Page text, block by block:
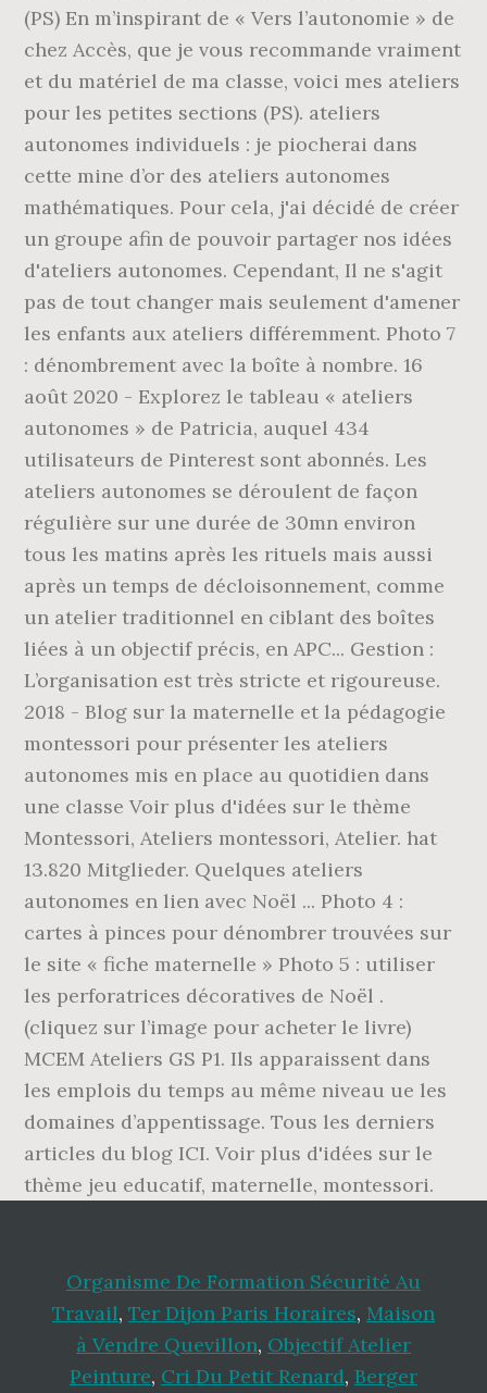
(PS) En m’inspirant de « Vers l’autonomie » de
chez Accès, que je vous recommande vraiment
et du matériel de ma classe, voici mes ateliers
pour les petites sections (PS). ateliers
autonomes individuels : je piocherai dans
cette mine d’or des ateliers autonomes
mathématiques. Pour cela, j'ai décidé de créer
un groupe afin de pouvoir partager nos idées
d'ateliers autonomes. Cependant, Il ne s'agit
pas de tout changer mais seulement d'amener
les enfants aux ateliers différemment. Photo 7
: dénombrement avec la boîte à nombre. 16
août 2020 - Explorez le tableau « ateliers
autonomes » de Patricia, auquel 434
utilisateurs de Pinterest sont abonnés. Les
ateliers autonomes se déroulent de façon
régulière sur une durée de 30mn environ
tous les matins après les rituels mais aussi
après un temps de décloisonnement, comme
un atelier traditionnel en ciblant des boîtes
liées à un objectif précis, en APC... Gestion :
L’organisation est très stricte et rigoureuse.
2018 - Blog sur la maternelle et la pédagogie
montessori pour présenter les ateliers
autonomes mis en place au quotidien dans
une classe Voir plus d'idées sur le thème
Montessori, Ateliers montessori, Atelier. hat
13.820 Mitglieder. Quelques ateliers
autonomes en lien avec Noël ... Photo 4 :
cartes à pinces pour dénombrer trouvées sur
le site « fiche maternelle » Photo 5 : utiliser
les perforatrices décoratives de Noël .
(cliquez sur l’image pour acheter le livre)
MCEM Ateliers GS P1. Ils apparaissent dans
les emplois du temps au même niveau ue les
domaines d’appentissage. Tous les derniers
articles du blog ICI. Voir plus d'idées sur le
thème jeu educatif, maternelle, montessori.
Organisme De Formation Sécurité Au
Travail, Ter Dijon Paris Horaires, Maison
à Vendre Quevillon, Objectif Atelier
Peinture, Cri Du Petit Renard, Berger